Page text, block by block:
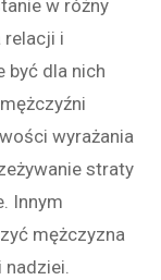
ie w różny
relacji i
być dla nich
mężczyźni
wości wyrażania
żywanie straty
. Innym
mężczyzna